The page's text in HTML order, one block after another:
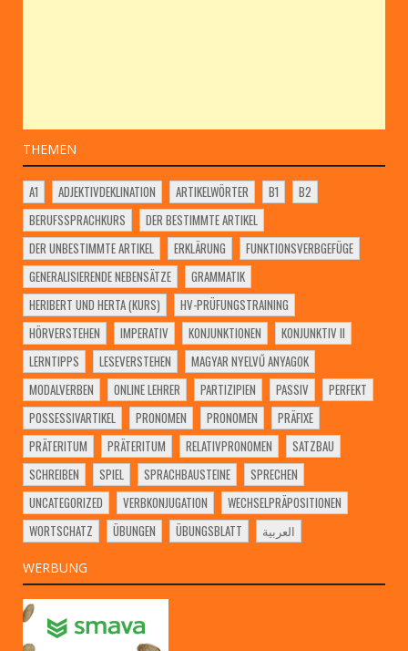
THEMEN
A1 ADJEKTIVDEKLINATION ARTIKELWÖRTER B1
B2
BERUFSSPRACHKURS
DER BESTIMMTE ARTIKEL
DER UNBESTIMMTE ARTIKEL
ERKLÄRUNG
FUNKTIONSVERBGEFÜGE
GENERALISIERENDE NEBENSÄTZE
GRAMMATIK
HERIBERT UND HERTA (KURS)
HV-PRÜFUNGSTRAINING
HÖRVERSTEHEN
IMPERATIV KONJUNKTIONEN
KONJUNKTIV II
LERNTIPPS
LESEVERSTEHEN
MAGYAR NYELVŰ ANYAGOK
MODALVERBEN
ONLINE LEHRER PARTIZIPIEN PASSIV
PERFEKT
POSSESSIVARTIKEL
PRONOMEN PRONOMEN
PRÄFIXE
PRÄTERITUM
PRÄTERITUM RELATIVPRONOMEN
SATZBAU
SCHREIBEN
SPIEL SPRACHBAUSTEINE
SPRECHEN
UNCATEGORIZED
VERBKONJUGATION
WECHSELPRÄPOSITIONEN
WORTSCHATZ
ÜBUNGEN ÜBUNGSBLATT العربية
WERBUNG